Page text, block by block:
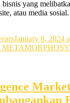
bisnis yang
atau media
January 8, 2024